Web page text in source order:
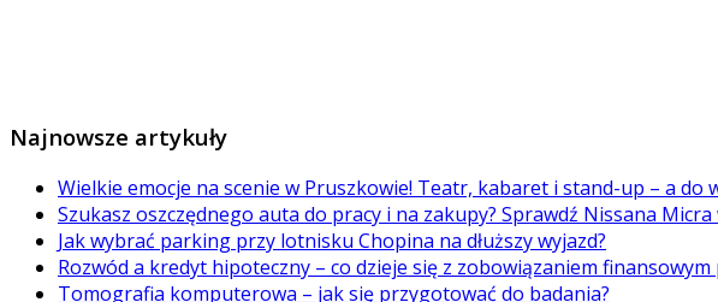
Najnowsze artykuły
Wielkie emocje na scenie w Pruszkowie! Teatr, kabaret i stand-up – a do
Szukasz oszczędnego auta do pracy i na zakupy? Sprawdź Nissana
Jak wybrać parking przy lotnisku Chopina na dłuższy wyjazd?
Rozwód a kredyt hipoteczny – co dzieje się z zobowiązaniem
Tomografia komputerowa – jak się przygotować do badania?